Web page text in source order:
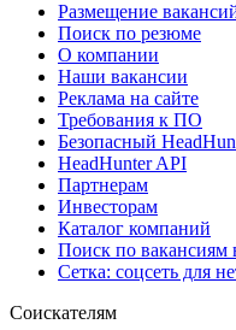
Размещение
Поиск по резюме
О компании
Наши вакансии
Реклама на сайте
Требования к ПО
Безопасный
HeadHunter API
Партнерам
Инвесторам
Каталог компаний
Поиск по вакансиям
Сетка: соцсеть для
Соискателям